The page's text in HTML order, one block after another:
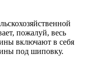
пожалуй, весь
включают в себя
под шиповку.